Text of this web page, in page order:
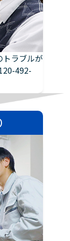
ラブルが
492-